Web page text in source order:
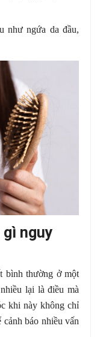
như ngứa da đầu,
gì nguy
bình thường ở một
lại là điều mà
khi này không chỉ
báo nhiều vấn